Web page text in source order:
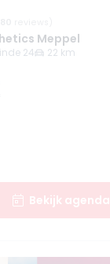
Meppel
24 22 km
Bekijk agenda